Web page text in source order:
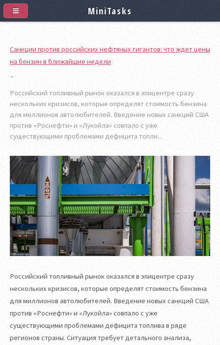
Санкции против российских нефтяных гигантов: что ждет цены
на бензин в ближайшие недели
Российский топливный рынок оказался в эпицентре сразу
нескольких кризисов, которые определят стоимость бензина
для миллионов автолюбителей. Введение новых санкций США
против «Роснефти» и «Лукойла» совпало с уже
существующими проблемами дефицита топли...
Российский топливный рынок оказался в эпицентре сразу
нескольких кризисов, которые определят стоимость бензина
для миллионов автолюбителей. Введение новых санкций США
против «Роснефти» и «Лукойла» совпало с уже
существующими проблемами дефицита топлива в ряде
регионов страны. Ситуация требует детального анализа,
MiniTasks